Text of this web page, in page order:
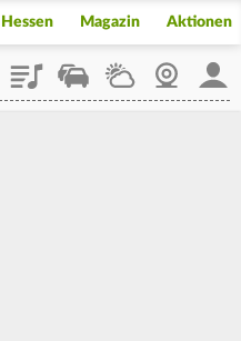
Magazin Aktionen
PlaylistStaupilotWetterWebcam